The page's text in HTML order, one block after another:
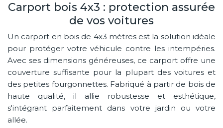
Carport bois 4x3 : protection assurée
de vos voitures
Un carport en bois de 4x3 mètres est la solution idéale
pour protéger votre véhicule contre les intempéries.
Avec ses dimensions généreuses, ce carport offre une
couverture suffisante pour la plupart des voitures et
des petites fourgonnettes. Fabriqué à partir de bois de
haute qualité, il allie robustesse et esthétique,
s'intégrant parfaitement dans votre jardin ou votre
allée.